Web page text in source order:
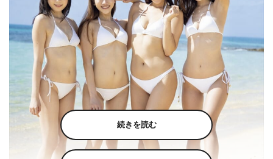
続きを読む